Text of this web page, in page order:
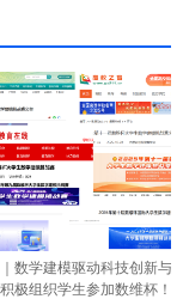
模驱动科技创新与学科融
织学生参加数维杯！！